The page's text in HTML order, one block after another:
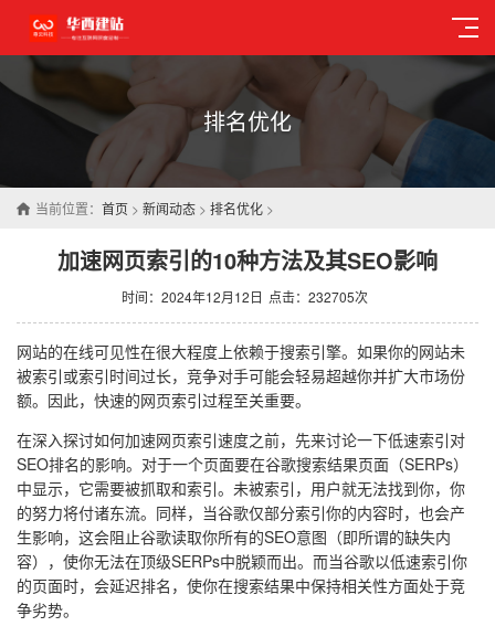
排名优化
当前位置： 首页 > 新闻动态 > 排名优化 >
加速网页索引的10种方法及其SEO影响
时间：2024年12月12日 点击：232705次
网站的在线可见性在很大程度上依赖于搜索引擎。如果你的网站未
被索引或索引时间过长，竞争对手可能会轻易超越你并扩大市场份
额。因此，快速的网页索引过程至关重要。
在深入探讨如何加速网页索引速度之前，先来讨论一下低速索引对
SEO排名的影响。对于一个页面要在谷歌搜索结果页面（SERPs）
中显示，它需要被抓取和索引。未被索引，用户就无法找到你，你
的努力将付诸东流。同样，当谷歌仅部分索引你的内容时，也会产
生影响，这会阻止谷歌读取你所有的SEO意图（即所谓的缺失内
容），使你无法在顶级SERPs中脱颖而出。而当谷歌以低速索引你
的页面时，会延迟排名，使你在搜索结果中保持相关性方面处于竞
争劣势。